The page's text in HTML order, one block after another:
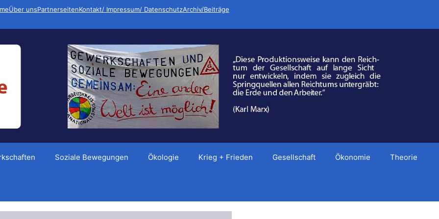
Über unsPartnerseitenKontakt/ Impressum/ DatenschutzArchiv/Beiträge
Soziale Bewegungen Ökologie Krieg + Frieden Gesellschaft Ökonomie Theorie